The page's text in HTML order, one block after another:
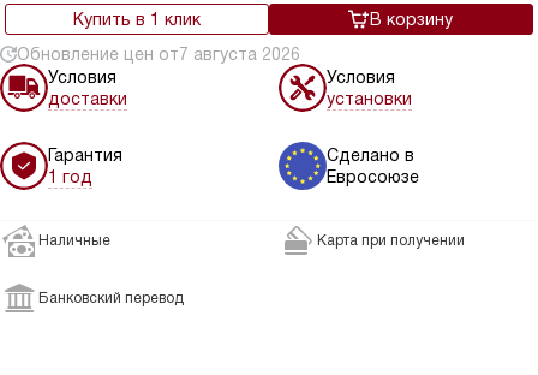
Купить в 1 клик
В корзину
Обновление цен от7 августа 2026
Условия
доставки
Условия
установки
Гарантия
1 год
Сделано в
Евросоюзе
Наличные Карта при получении
Банковский перевод